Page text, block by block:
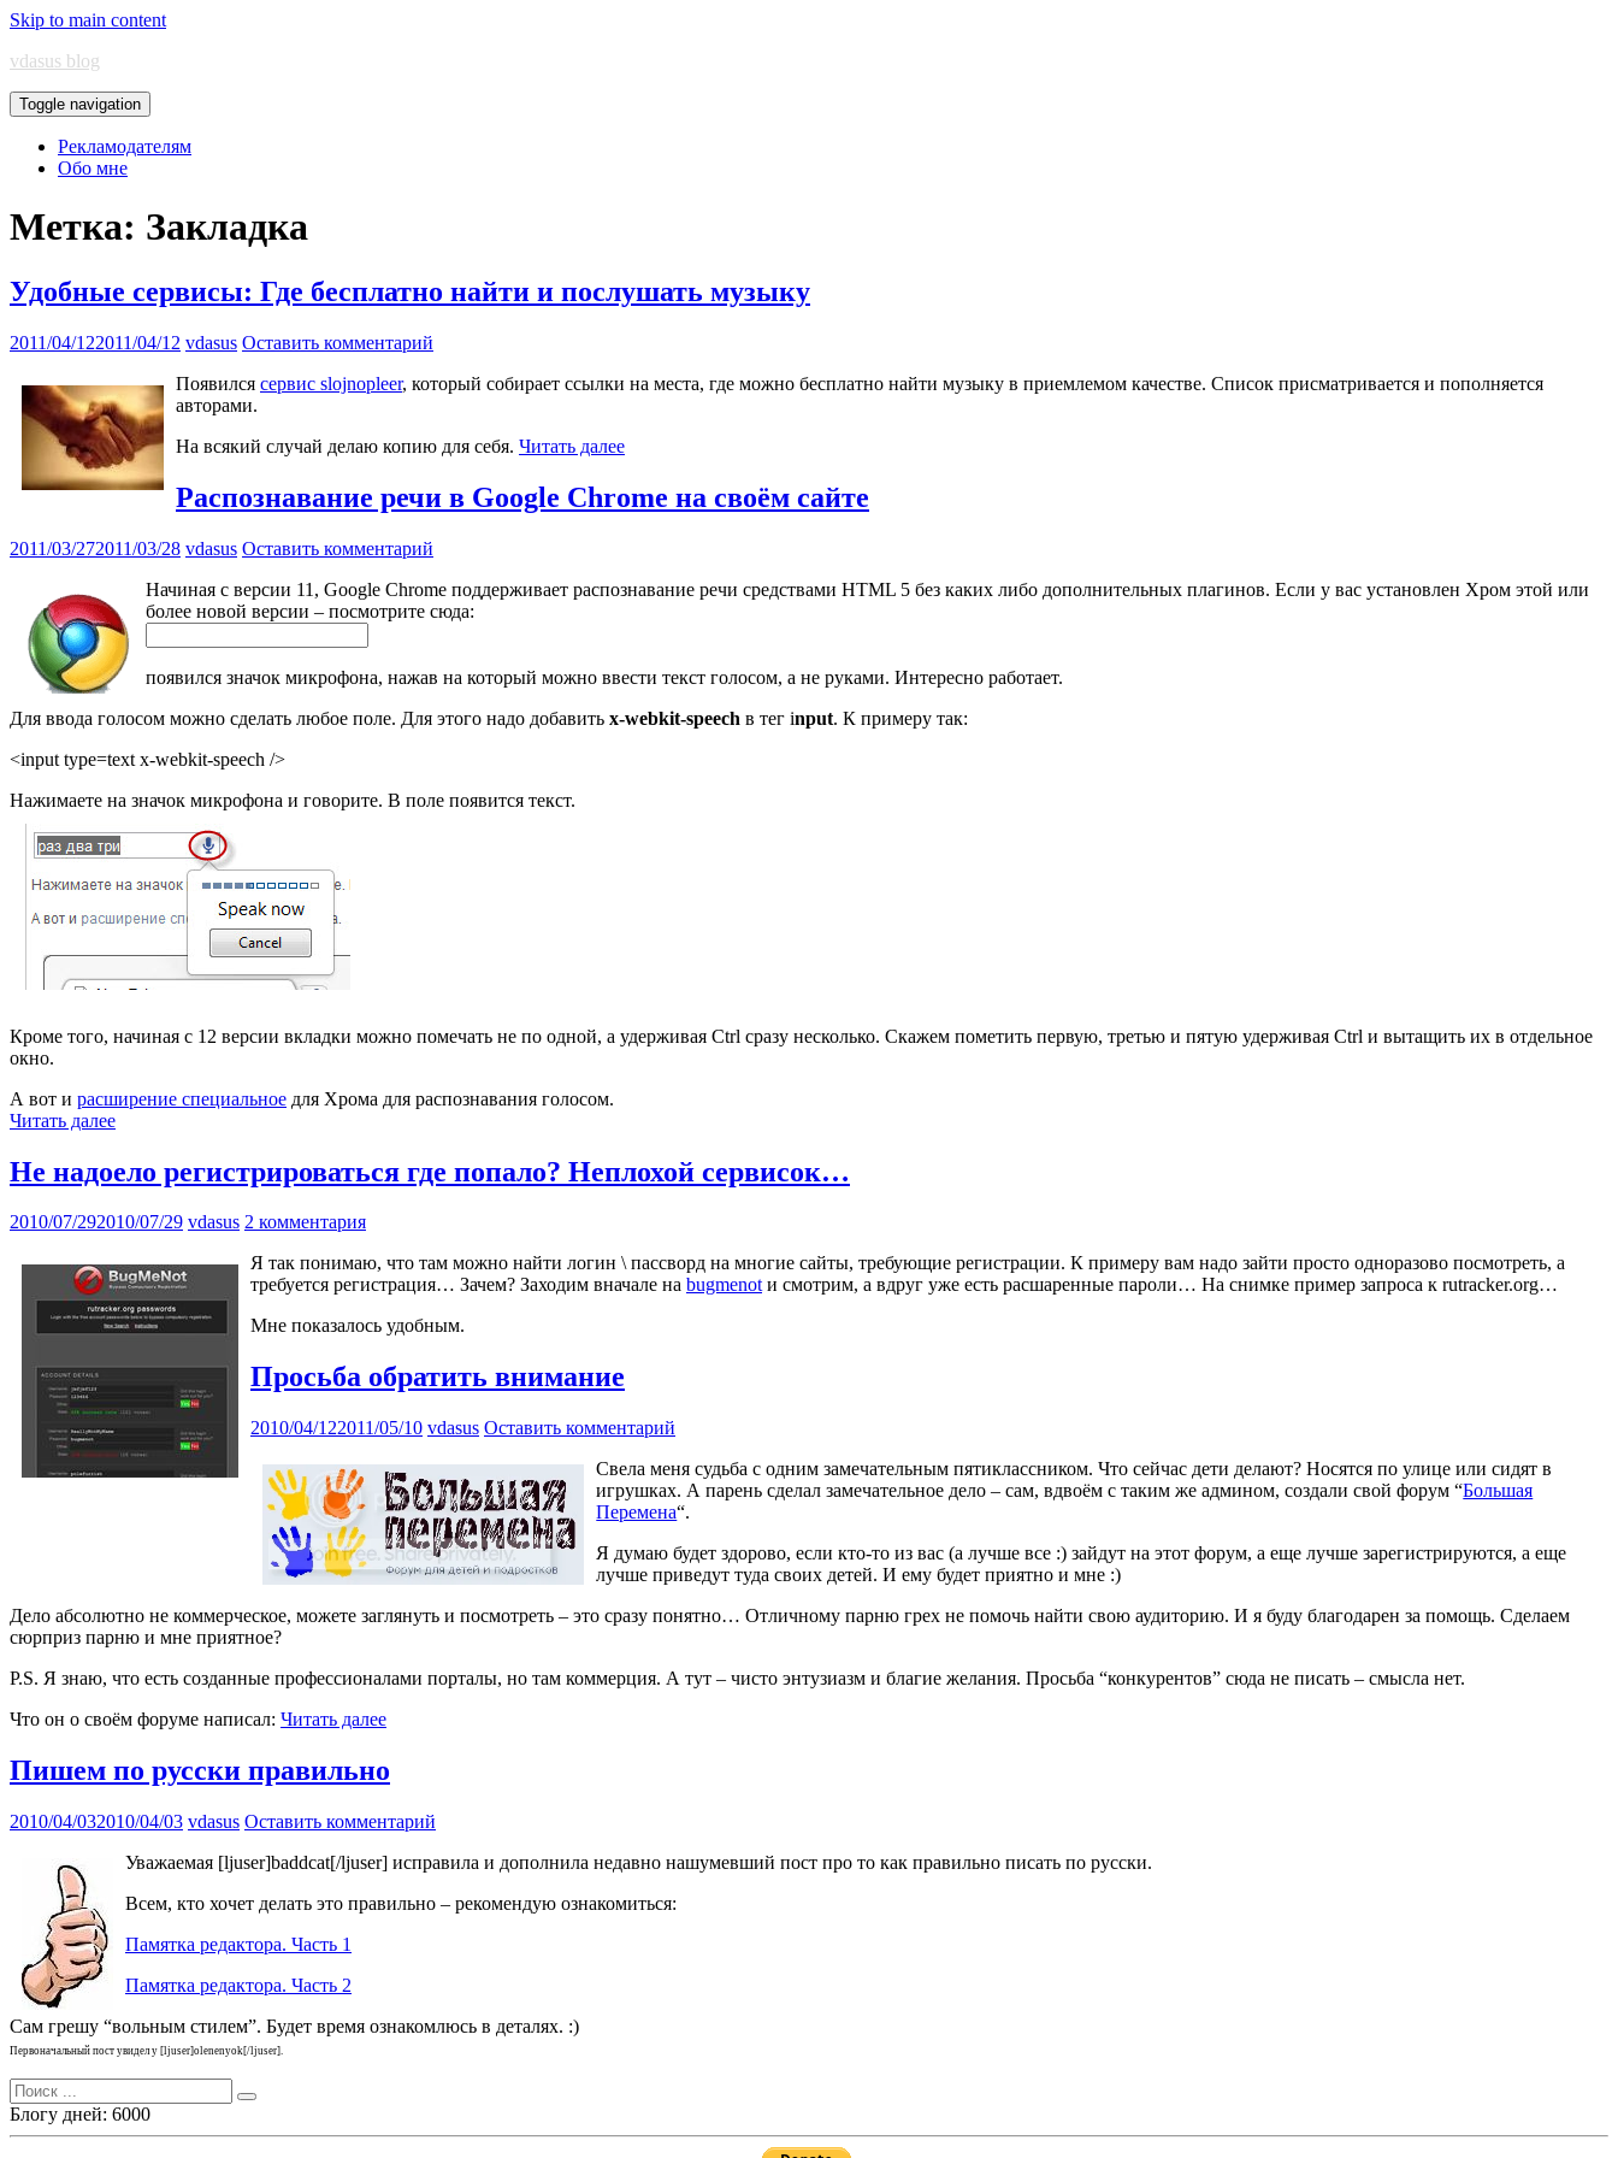
Skip to main content
vdasus blog
Toggle navigation
Рекламодателям
Обо мне
Метка: Закладка
Удобные сервисы: Где бесплатно найти и послушать музыку
2011/04/122011/04/12 vdasus Оставить комментарий
Появился сервис slojnopleer, который собирает ссылки на места, где можно бесплатно найти музыку в приемлемом качестве. Список присматривается и пополняется
авторами.
На всякий случай делаю копию для себя. Читать далее
Распознавание речи в Google Chrome на своём сайте
2011/03/272011/03/28 vdasus Оставить комментарий
Начиная с версии 11, Google Chrome поддерживает распознавание речи средствами HTML 5 без каких либо дополнительных плагинов. Если у вас установлен Хром этой или
более новой версии – посмотрите сюда:
появился значок микрофона, нажав на который можно ввести текст голосом, а не руками. Интересно работает.
Для ввода голосом можно сделать любое поле. Для этого надо добавить x-webkit-speech в тег input. К примеру так:
<input type=text x-webkit-speech />
Нажимаете на значок микрофона и говорите. В поле появится текст.
Кроме того, начиная с 12 версии вкладки можно помечать не по одной, а удерживая Ctrl сразу несколько. Скажем пометить первую, третью и пятую удерживая Ctrl и вытащить их в отдельное
окно.
А вот и расширение специальное для Хрома для распознавания голосом.
Читать далее
Не надоело регистрироваться где попало? Неплохой сервисок…
2010/07/292010/07/29 vdasus 2 комментария
Я так понимаю, что там можно найти логин \ пассворд на многие сайты, требующие регистрации. К примеру вам надо зайти просто одноразово посмотреть, а
требуется регистрация… Зачем? Заходим вначале на bugmenotи смотрим, а вдруг уже есть расшаренные пароли… На снимке пример запроса к rutracker.org…
Мне показалось удобным.
Просьба обратить внимание
2010/04/122011/05/10 vdasus Оставить комментарий
Свела меня судьба с одним замечательным пятиклассником. Что сейчас дети делают? Носятся по улице или сидят в
игрушках. А парень сделал замечательное дело – сам, вдвоём с таким же админом, создали свой форум “Большая
Перемена“.
Я думаю будет здорово, если кто-то из вас (а лучше все :) зайдут на этот форум, а еще лучше зарегистрируются, а еще
лучше приведут туда своих детей. И ему будет приятно и мне :)
Дело абсолютно не коммерческое, можете заглянуть и посмотреть – это сразу понятно… Отличному парню грех не помочь найти свою аудиторию. И я буду благодарен за помощь. Сделаем
сюрприз парню и мне приятное?
P.S. Я знаю, что есть созданные профессионалами порталы, но там коммерция. А тут – чисто энтузиазм и благие желания. Просьба “конкурентов” сюда не писать – смысла нет.
Что он о своём форуме написал: Читать далее
Пишем по русски правильно
2010/04/032010/04/03 vdasus Оставить комментарий
Уважаемая [ljuser]baddcat[/ljuser] исправила и дополнила недавно нашумевший пост про то как правильно писать по русски.
Всем, кто хочет делать это правильно – рекомендую ознакомиться:
Памятка редактора. Часть 1
Памятка редактора. Часть 2
Сам грешу “вольным стилем”. Будет время ознакомлюсь в деталях. :)
Первоначальный пост увидел у [ljuser]olenenyok[/ljuser].
Поиск
для:
Блогу дней: 6000